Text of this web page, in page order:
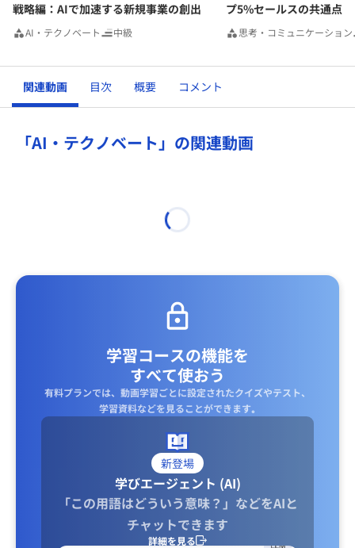
戦略編：AIで加速する新規事業の創出
AI・テクノベート 中級
プ5%セールスの共通点
思考・コミュニケーション
関連動画 目次 概要 コメント
「AI・テクノベート」の関連動画
学習コースの機能を
すべて使おう
有料プランでは、動画学習ごとに設定されたクイズやテスト、
学習資料などを見ることができます｡
新登場
学びエージェント (AI)
「この用語はどういう意味？」などをAIと
チャットできます
詳細を見る